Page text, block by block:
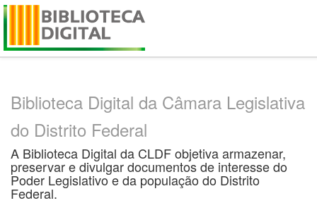
Skip
Biblioteca Digital da Câmara Legislativa
do Distrito Federal
A Biblioteca Digital da CLDF objetiva armazenar,
preservar e divulgar documentos de interesse do
Poder Legislativo e da população do Distrito
Federal.